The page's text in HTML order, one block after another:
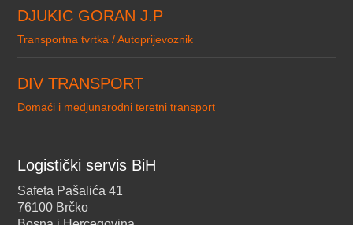
DJUKIC GORAN J.P
Transportna tvrtka / Autoprijevoznik
DIV TRANSPORT
Domaći i medjunarodni teretni transport
Logistički servis BiH
Safeta Pašalića 41
76100 Brčko